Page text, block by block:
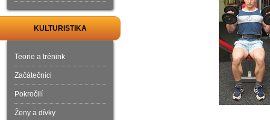
KULTURISTIKA
Teorie a trénink
Začátečníci
Pokročilí
Ženy a dívky